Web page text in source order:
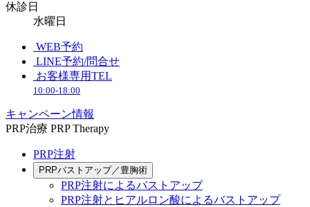
休診日
水曜日
WEB予約
LINE予約/問合せ
お客様専用TEL
10:00-18:00
キャンペーン情報
PRP治療 PRP Therapy
PRP注射
PRPバストアップ／豊胸術
PRP注射によるバストアップ
PRP注射とヒアルロン酸によるバストアップ